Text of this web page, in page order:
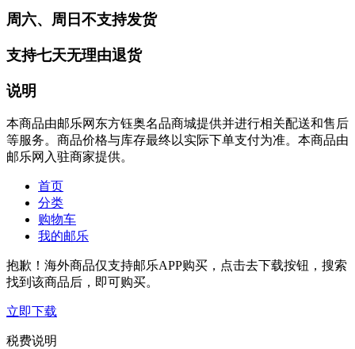
周六、周日不支持发货
支持七天无理由退货
说明
本商品由邮乐网东方钰奥名品商城提供并进行相关配送和售后
等服务。商品价格与库存最终以实际下单支付为准。本商品由
邮乐网入驻商家提供。
首页
分类
购物车
我的邮乐
抱歉！海外商品仅支持邮乐APP购买，点击去下载按钮，搜索
找到该商品后，即可购买。
立即下载
税费说明